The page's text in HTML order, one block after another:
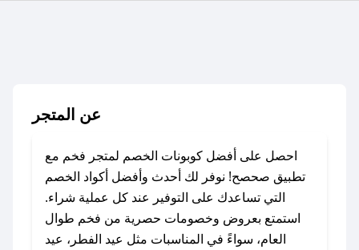
عن المتجر
احصل على أفضل كوبونات الخصم لمتجر فخم مع
تطبيق صحصح! نوفر لك أحدث وأفضل أكواد الخصم
التي تساعدك على التوفير عند كل عملية شراء.
استمتع بعروض وخصومات حصرية من فخم طوال
العام، سواءً في المناسبات مثل عيد الفطر، عيد